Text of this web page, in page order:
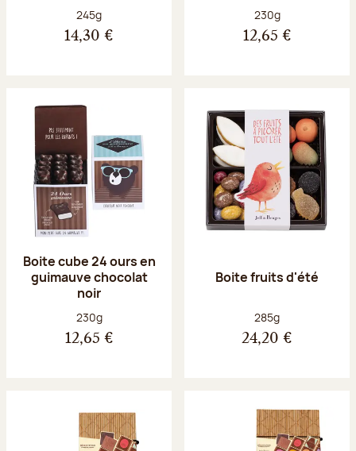
Poids net :
245g
14,30 €
Poids net :
230g
12,65 €
Boite cube 24 ours en
guimauve chocolat
noir
Poids net :
230g
12,65 €
Boite fruits d'été
Poids net :
285g
24,20 €